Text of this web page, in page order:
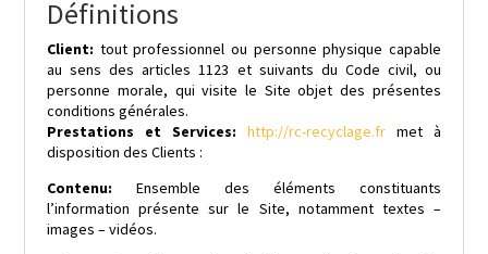
Définitions
Client: tout professionnel ou personne physique capable
au sens des articles 1123 et suivants du Code civil, ou
personne morale, qui visite le Site objet des présentes
conditions générales.
Prestations et Services:
http://rc-recyclage.fr met à
disposition des Clients :
Contenu:
Ensemble des éléments constituants
l’information présente sur le Site, notamment textes –
images – vidéos.